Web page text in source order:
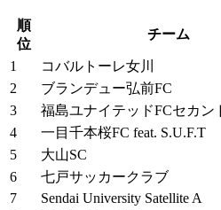
順
位
チーム
1 コバルトーレ女川
2
ブランデュー弘前FC
3
福島ユナイテッドFCセカン
4
一目千本桜FC feat. S.U.F.T
5
大山SC
6
七戸サッカークラブ
7
Sendai University Satellite A